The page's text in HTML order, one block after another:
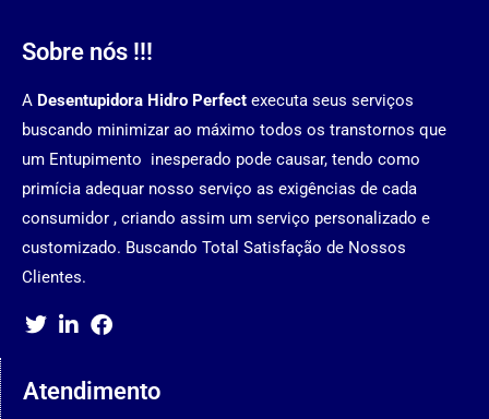
Sobre nós !!!
A Desentupidora Hidro Perfect executa seus serviços
buscando minimizar ao máximo todos os transtornos que
um Entupimento inesperado pode causar, tendo como
primícia adequar nosso serviço as exigências de cada
consumidor , criando assim um serviço personalizado e
customizado. Buscando Total Satisfação de Nossos
Clientes.
Atendimento